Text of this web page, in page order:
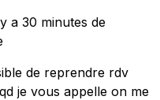
a 30 minutes de
de reprendre rdv
je vous appelle on me